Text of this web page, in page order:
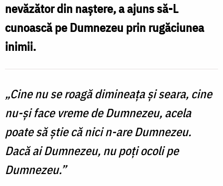
nevăzător din naștere, a ajuns să-L
cunoască pe Dumnezeu prin rugăciunea
inimii.
„Cine nu se roagă dimineaţa şi seara, cine
nu-şi face vreme de Dumnezeu, acela
poate să ştie că nici n-are Dumnezeu.
Dacă ai Dumnezeu, nu poţi ocoli pe
Dumnezeu.”